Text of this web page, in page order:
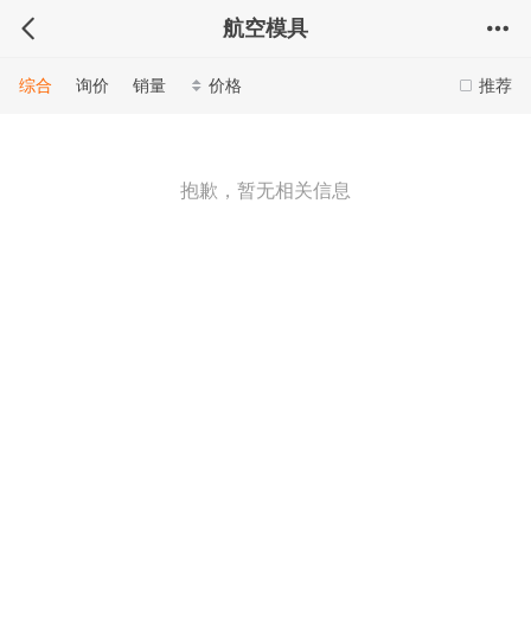
航空模具
推荐
综合 询价 销量 价格
抱歉，暂无相关信息